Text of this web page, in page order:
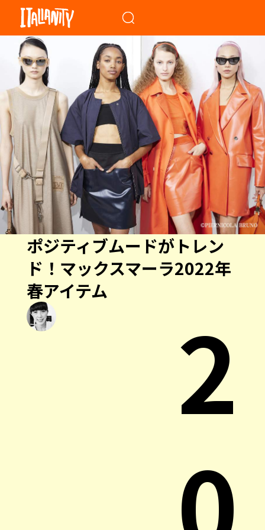
ポジティブムードがトレン
ド！マックスマーラ2022年
春アイテム
2